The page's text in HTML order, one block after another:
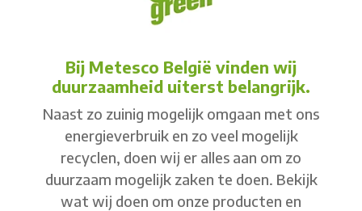
Bij Metesco België vinden wij
duurzaamheid uiterst belangrijk.
Naast zo zuinig mogelijk omgaan met ons
energieverbruik en zo veel mogelijk
recyclen, doen wij er alles aan om zo
duurzaam mogelijk zaken te doen. Bekijk
wat wij doen om onze producten en